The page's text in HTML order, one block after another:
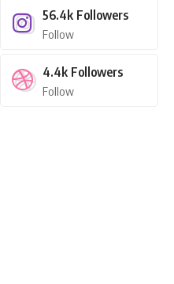
56.4k Followers
Follow
4.4k Followers
Follow